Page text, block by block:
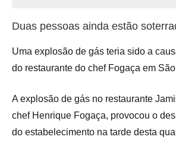
Duas pessoas ainda estão
Uma explosão de gás teria sido a
do restaurante do chef Fogaça em
A explosão de gás no restaurante
chef Henrique Fogaça, provocou o
do estabelecimento na tarde desta